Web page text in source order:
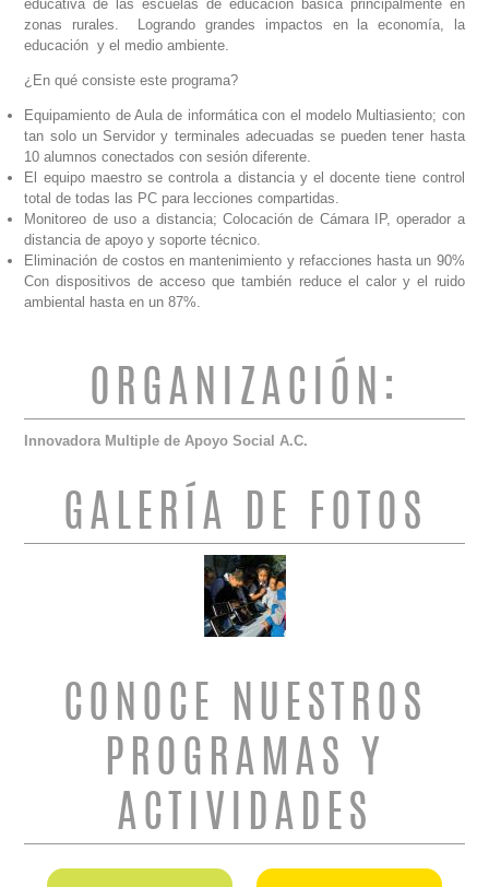
educativa de las escuelas de educación básica principalmente en
zonas rurales. Logrando grandes impactos en la economía, la
educación y el medio ambiente.
¿En qué consiste este programa?
Equipamiento de Aula de informática con el modelo Multiasiento; con
tan solo un Servidor y terminales adecuadas se pueden tener hasta
10 alumnos conectados con sesión diferente.
El equipo maestro se controla a distancia y el docente tiene control
total de todas las PC para lecciones compartidas.
Monitoreo de uso a distancia; Colocación de Cámara IP, operador a
distancia de apoyo y soporte técnico.
Eliminación de costos en mantenimiento y refacciones hasta un 90%
Con dispositivos de acceso que también reduce el calor y el ruido
ambiental hasta en un 87%.
ORGANIZACIÓN:
Innovadora Multiple de Apoyo Social A.C.
GALERÍA DE FOTOS
CONOCE NUESTROS
PROGRAMAS Y
ACTIVIDADES